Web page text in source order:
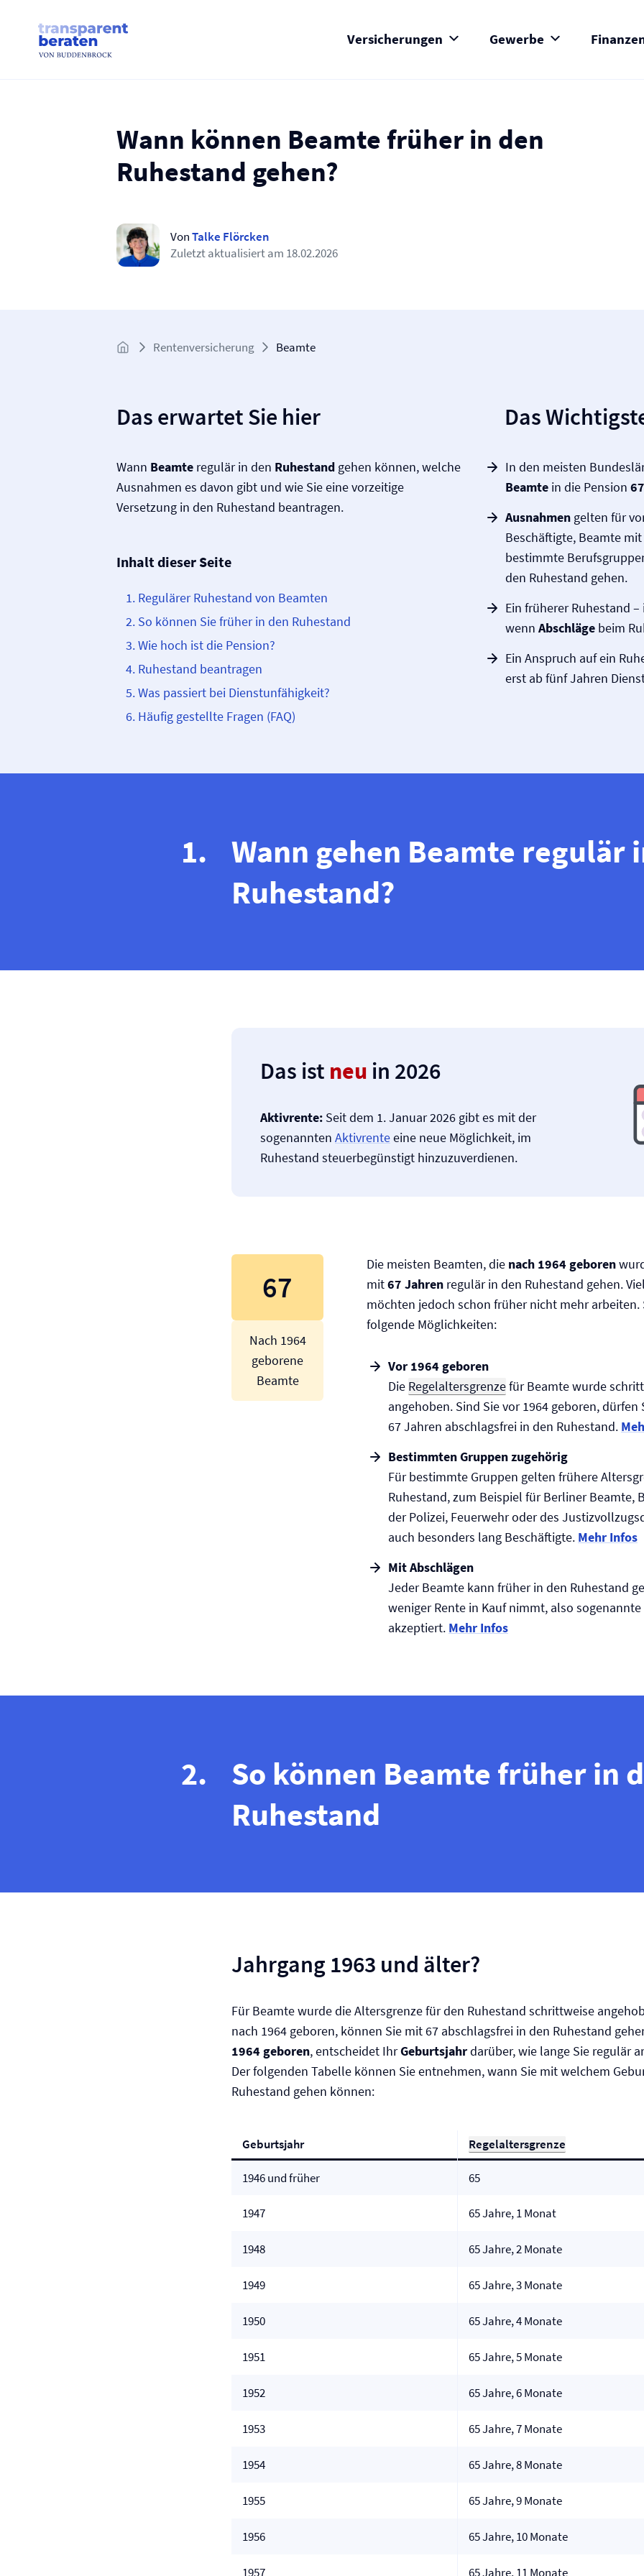
Versicherungen Gewerbe
content
Wann können Beamte früher in den
Ruhestand gehen?
VonTalke Flörcken
Zuletzt aktualisiert am 18.02.2026
Renten­versicherung Beamte
Das erwartet Sie hier
Wann Beamte regulär in den Ruhestand gehen können, welche
Ausnahmen es davon gibt und wie Sie eine vorzeitige
Versetzung in den Ruhestand beantragen.
Inhalt dieser Seite
Regulärer Ruhestand von Beamten
So können Sie früher in den Ruhestand
Wie hoch ist die Pension?
Ruhestand beantragen
Was passiert bei Dienstunfähigkeit?
Häufig gestellte Fragen (FAQ)
Das
In den meisten
Beamte in die Pension
Ausnahmen gelten für
Beschäftigte, Beamte
bestimmte
den Ruhestand gehen.
Ein früherer Ruhestand
wenn Abschläge beim
Ein Anspruch auf ein
erst ab fünf Jahren
Wann gehen Beamte regulär
Ruhestand?
Das ist neu in 2026
Aktivrente: Seit dem 1. Januar 2026 gibt es mit der
sogenannten Aktivrenteeine neue Möglichkeit, im
Ruhestand steuerbegünstigt hinzuzuverdienen.
67
Nach 1964
geborene
Beamte
Die meisten Beamten, die nach 1964 geboren
mit67 Jahren regulär in den Ruhestand gehen.
möchten jedoch schon früher nicht mehr arbeiten.
folgende Möglichkeiten:
Vor 1964 geboren
Die Regelaltersgrenzefür Beamte wurde
angehoben. Sind Sie vor 1964 geboren,
67 Jahren abschlagsfrei in den Ruhestand.
Bestimmten Gruppen zugehörig
Für bestimmte Gruppen gelten frühere
Ruhestand, zum Beispiel für Berliner Beamte,
der Polizei, Feuerwehr oder des
auch besonders lang Beschäftigte. Mehr Infos
Mit Abschlägen
Jeder Beamte kann früher in den Ruhestand
weniger Rente in Kauf nimmt, also
akzeptiert. Mehr Infos
So können Beamte früher in
Ruhestand
Jahrgang 1963 und älter?
Für Beamte wurde die Altersgrenze für den Ruhestand schrittweise
nach 1964 geboren, können Sie mit 67 abschlagsfrei in den Ruhestand
1964 geboren, entscheidet IhrGeburtsjahrdarüber, wie lange Sie regulär
Der folgenden Tabelle können Sie entnehmen, wann Sie mit welchem
Ruhestand gehen können:
Geburtsjahr Regelaltersgrenze
1946 und früher 65
1947 65 Jahre, 1 Monat
1948 65 Jahre, 2 Monate
1949 65 Jahre, 3 Monate
1950 65 Jahre, 4 Monate
1951 65 Jahre, 5 Monate
1952 65 Jahre, 6 Monate
1953 65 Jahre, 7 Monate
1954 65 Jahre, 8 Monate
1955 65 Jahre, 9 Monate
1956 65 Jahre, 10 Monate
1957 65 Jahre, 11 Monate